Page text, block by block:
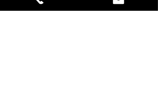
inom 72-timmar.